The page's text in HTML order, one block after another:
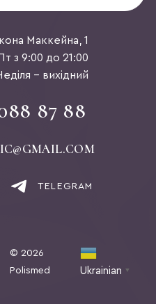
Маккейна, 1
з 9:00 до 21:00
- вихідний
87 88
TELEGRAM
© 2026
Polismed
Ukrainian ▼